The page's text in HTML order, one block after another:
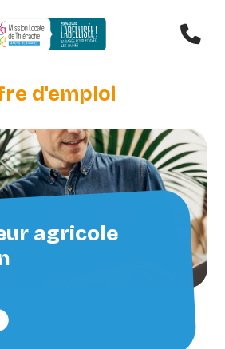
d'emploi
agricole